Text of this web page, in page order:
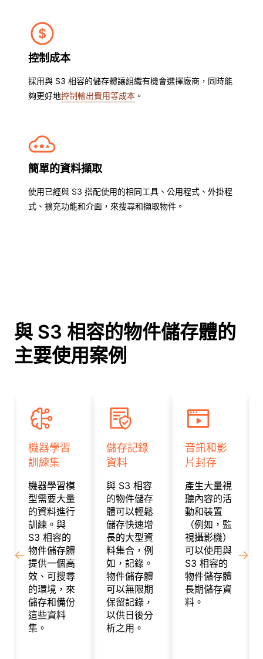
控制成本
採用與 S3 相容的儲存體讓組織有機會選擇廠商，同時能
夠更好地控制輸出費用等成本 。
簡單的資料擷取
使用已經與 S3 搭配使用的相同工具、公用程式、外掛程
式、擴充功能和介面，來搜尋和擷取物件。
與 S3 相容的物件儲存體的
主要使用案例
機器學習
訓練集
機器學習模
型需要大量
的資料進行
訓練。與
S3 相容的
物件儲存體
提供一個高
效、可搜尋
的環境，來
儲存和備份
這些資料
集。
儲存記錄
資料
與 S3 相容
的物件儲存
體可以輕鬆
儲存快速增
長的大型資
料集合，例
如，記錄。
物件儲存體
可以無限期
保留記錄，
以供日後分
析之用。
音訊和影
片封存
產生大量視
聽內容的活
動和裝置
（例如，監
視攝影機）
可以使用與
S3 相容的
物件儲存體
長期儲存資
料。